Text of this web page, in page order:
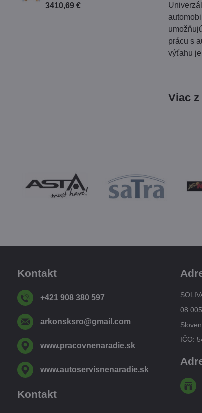
prácu s
výťahu
Viac
3410,69 €
Kontakt
+421 908 380 597
arkonsksro​@gmail​.com
www​.pracovnenaradie​.sk
www​.autoservisnenaradie​.sk
Kontakt
08
IČO: